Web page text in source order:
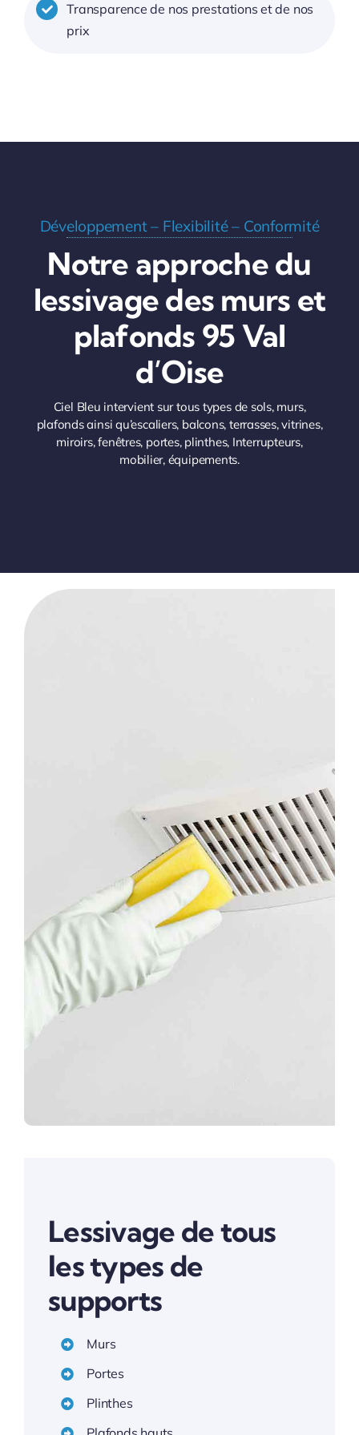
Transparence de nos prestations et de nos
prix
Développement – Flexibilité – Conformité
Notre approche du
lessivage des murs et
plafonds 95 Val
d’Oise
Ciel Bleu intervient sur tous types de sols, murs,
plafonds ainsi qu’escaliers, balcons, terrasses, vitrines,
miroirs, fenêtres, portes, plinthes, Interrupteurs,
mobilier, équipements.
Lessivage de tous
les types de
supports
Murs
Portes
Plinthes